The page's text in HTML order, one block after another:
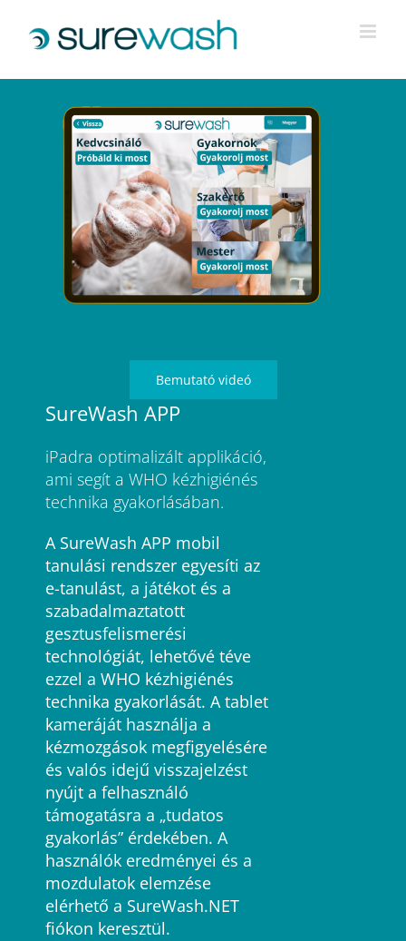
Bemutató videó
SureWash APP
iPadra optimalizált applikáció,
ami segít a WHO kézhigiénés
technika gyakorlásában.
A SureWash APP mobil
tanulási rendszer egyesíti az
e-tanulást, a játékot és a
szabadalmaztatott
gesztusfelismerési
technológiát, lehetővé téve
ezzel a WHO kézhigiénés
technika gyakorlását. A tablet
kameráját használja a
kézmozgások megfigyelésére
és valós idejű visszajelzést
nyújt a felhasználó
támogatásra a „tudatos
gyakorlás” érdekében. A
használók eredményei és a
mozdulatok elemzése
elérhető a SureWash.NET
fiókon keresztül.